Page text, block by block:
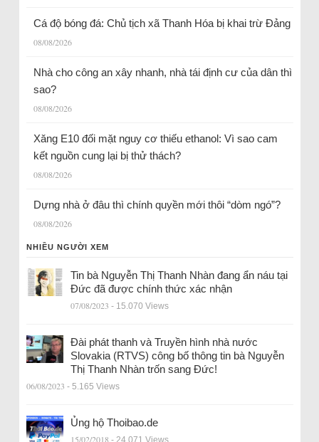
Cá độ bóng đá: Chủ tịch xã Thanh Hóa bị khai trừ Đảng
08/08/2026
Nhà cho công an xây nhanh, nhà tái định cư của dân thì
sao?
08/08/2026
Xăng E10 đối mặt nguy cơ thiếu ethanol: Vì sao cam
kết nguồn cung lại bị thử thách?
08/08/2026
Dựng nhà ở đâu thì chính quyền mới thôi “dòm ngó”?
08/08/2026
NHIỀU NGƯỜI XEM
Tin bà Nguyễn Thị Thanh Nhàn đang ẩn náu tại
Đức đã được chính thức xác nhận
07/08/2023 - 15.070 Views
Đài phát thanh và Truyền hình nhà nước
Slovakia (RTVS) công bố thông tin bà Nguyễn
Thị Thanh Nhàn trốn sang Đức!
06/08/2023 - 5.165 Views
Ủng hộ Thoibao.de
15/02/2018 - 24.071 Views